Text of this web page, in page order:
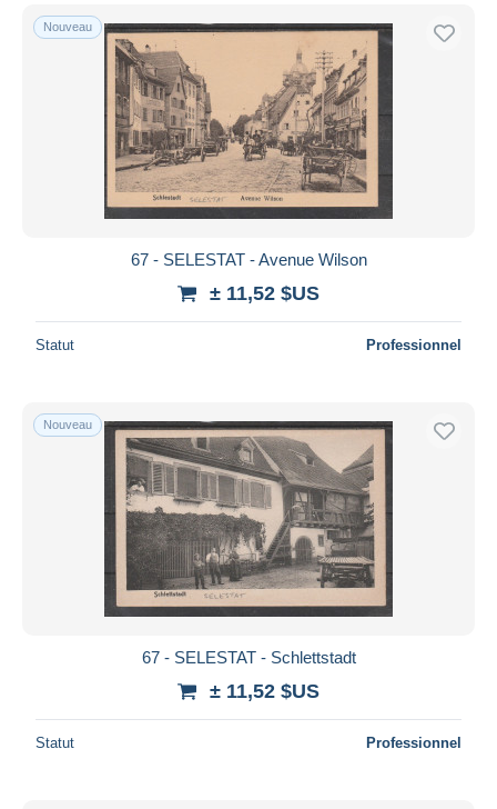
Nouveau
67 - SELESTAT - Avenue Wilson
± 11,52 $US
Statut Professionnel
Nouveau
67 - SELESTAT - Schlettstadt
± 11,52 $US
Statut Professionnel